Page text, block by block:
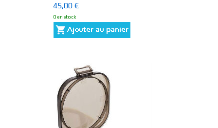
45,00 €
0 en stock